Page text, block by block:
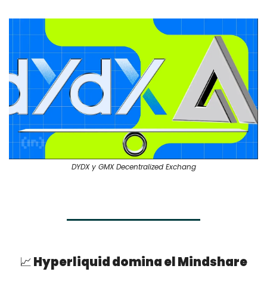
DYDX y GMX Decentralized Exchang
📈 Hyperliquid domina el Mindshare